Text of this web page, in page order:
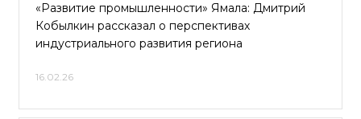
«Развитие промышленности» Ямала: Дмитрий
Кобылкин рассказал о перспективах
индустриального развития региона
16.02.26